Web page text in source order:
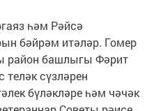
һәм Рәйсә
бәйрәм итәләр. Гомер
район башлыгы Фәрит
теләк сүзләрен
бүләкләре һәм чәчәк